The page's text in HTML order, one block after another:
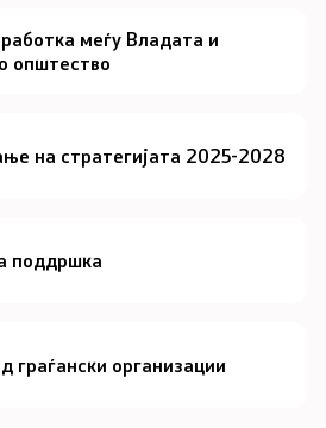
од седниците на
меѓу Владата и
општество
на стратегијата 2025-2028
поддршка
граѓански организации